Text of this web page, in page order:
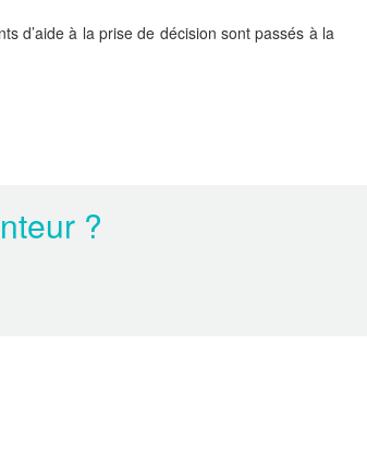
d’aide à la prise de décision sont passés à la
?